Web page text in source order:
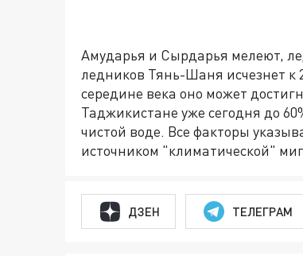
Амударья и Сырдарья мелеют,
ледников Тянь-Шаня исчезнет к
середине века оно может
Таджикистане уже сегодня до
чистой воде. Все факторы
источником "климатической"
ДЗЕН ТЕЛЕГРАМ